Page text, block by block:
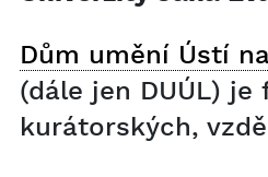
Dům umění Ústí
(dále jen DUÚL)
kurátorských,